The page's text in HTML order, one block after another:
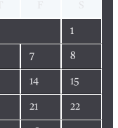
1
7 8
14 15
21 22